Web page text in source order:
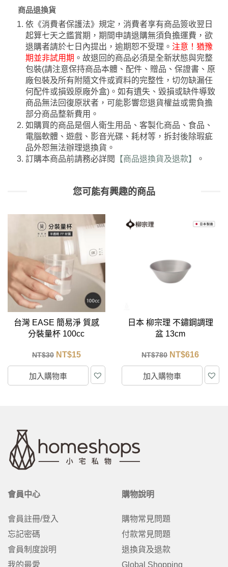
商品退換貨
依《消費者保護法》規定，消費者享有商品簽收翌日
起算七天之鑑賞期，期間申請退購無須負擔運費，欲
退購者請於七日內提出，逾期恕不受理。 注意！猶豫
期並非試用期 。故退回的商品必須是全新狀態與完整
包裝(請注意保持商品本體、配件、贈品、保證書、原
廠包裝及所有附隨文件或資料的完整性，切勿缺漏任
何配件或損毀原廠外盒)。如有遺失、毀損或缺件導致
商品無法回復原狀者，可能影響您退貨權益或需負擔
部分商品整新費用。
如購買的商品是個人衛生用品、客製化商品、食品、
電腦軟體、遊戲、影音光碟、耗材等，拆封後除瑕疵
品外恕無法辦理退換貨。
訂購本商品前請務必詳閱
【商品退換貨及退款】 。
您可能有興趣的商品
台灣 EASE 簡易淨 質感
分裝量杯 100cc
NT$30 NT$15
加入購物車
日本 柳宗理 不鏽鋼調理
盆 13cm
NT$780 NT$616
加入購物車
會員中心
會員註冊/登入
忘記密碼
會員制度說明
我的最愛
購物說明
購物常見問題
付款常見問題
退換貨及退款
Global Shopping